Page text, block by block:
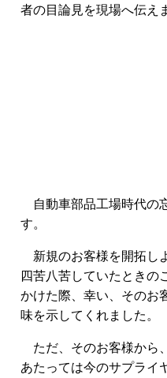
者の目論見を現場へ伝え
自動車部品工場時代の
す。
新規のお客様を開拓し
四苦八苦していたときの
かけた際、幸い、そのお
味を示してくれました。
ただ、そのお客様から
あたっては今のサプライ